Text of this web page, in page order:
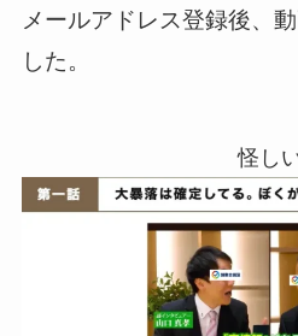
メールアドレス登録後、
した。